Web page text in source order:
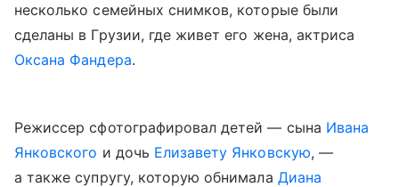
несколько семейных снимков, которые были
сделаны в Грузии, где живет его жена, актриса
Оксана Фандера.
Режиссер сфотографировал детей — сына Ивана
Янковского и дочь Елизавету Янковскую, —
а также супругу, которую обнимала Диана